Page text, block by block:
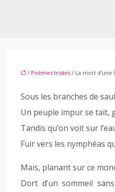
/ Poèmes tristes / La mort d’une
Sous les branches de
Un peuple impur se tait,
Tandis qu’on voit sur
Fuir vers les nymphéas
Mais, planant sur ce
Dort d’un sommeil